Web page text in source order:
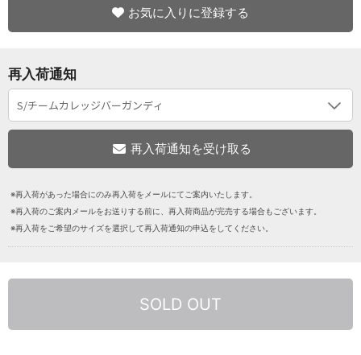
お気に入りに登録する
再入荷通知
※再入荷があった場合にのみ再入荷をメールにてご案内いたします。
※再入荷のご案内メールをお送りする前に、再入荷商品が完売する場合もございます。
※再入荷をご希望のサイズを選択して再入荷通知の申込をしてください。
SOLD OUT